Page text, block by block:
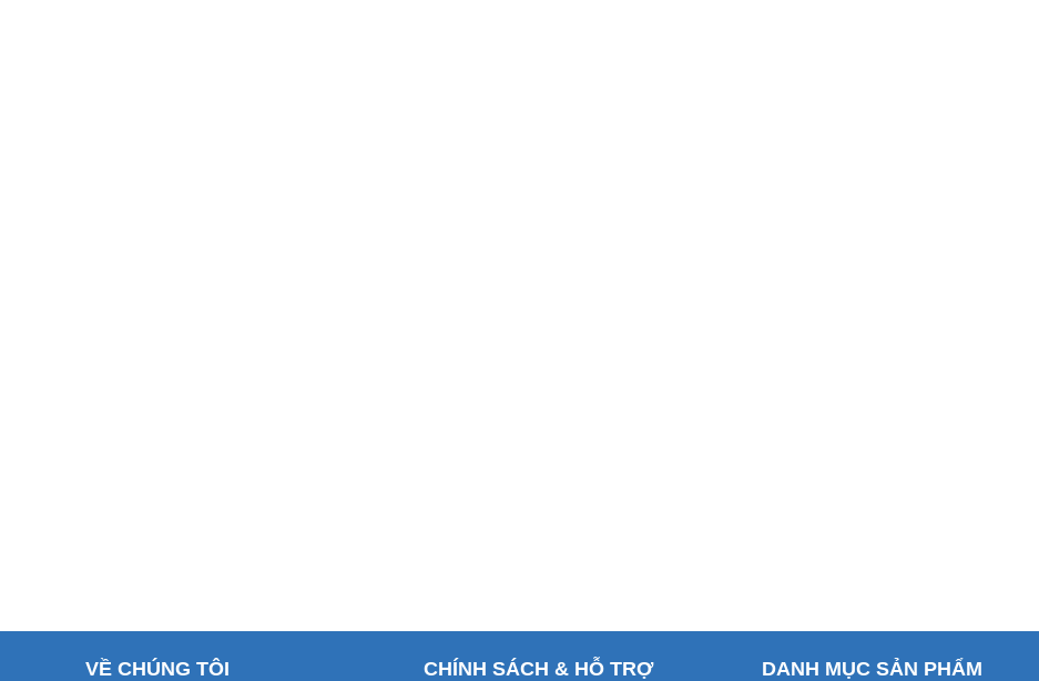
VỀ CHÚNG TÔI CHÍNH SÁCH & HỖ TRỢ DANH MỤC SẢN PHẨM